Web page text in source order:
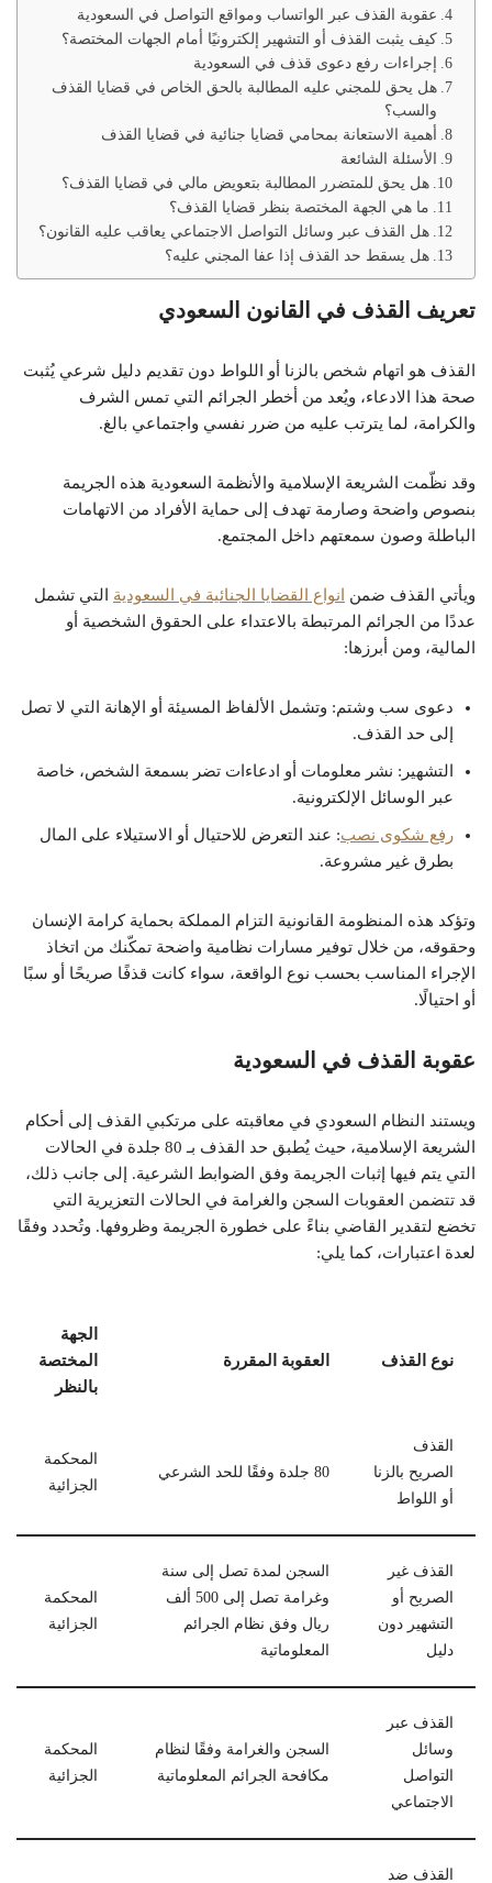
عقوبة القذف عبر الواتساب ومواقع التواصل في السعودية
كيف يثبت القذف أو التشهير إلكترونيًا أمام الجهات المختصة؟
إجراءات رفع دعوى قذف في السعودية
هل يحق للمجني عليه المطالبة بالحق الخاص في قضايا القذف
والسب؟
أهمية الاستعانة بمحامي قضايا جنائية في قضايا القذف
الأسئلة الشائعة
هل يحق للمتضرر المطالبة بتعويض مالي في قضايا القذف؟
ما هي الجهة المختصة بنظر قضايا القذف؟
هل القذف عبر وسائل التواصل الاجتماعي يعاقب عليه القانون؟
هل يسقط حد القذف إذا عفا المجني عليه؟
تعريف القذف في القانون السعودي
القذف هو اتهام شخص بالزنا أو اللواط دون تقديم دليل شرعي يُثبت
صحة هذا الادعاء، ويُعد من أخطر الجرائم التي تمس الشرف
والكرامة، لما يترتب عليه من ضرر نفسي واجتماعي بالغ.
وقد نظّمت الشريعة الإسلامية والأنظمة السعودية هذه الجريمة
بنصوص واضحة وصارمة تهدف إلى حماية الأفراد من الاتهامات
الباطلة وصون سمعتهم داخل المجتمع.
ويأتي القذف ضمن انواع القضايا الجنائية في السعودية التي تشمل
عددًا من الجرائم المرتبطة بالاعتداء على الحقوق الشخصية أو
المالية، ومن أبرزها:
دعوى سب وشتم: وتشمل الألفاظ المسيئة أو الإهانة التي لا تصل
إلى حد القذف.
التشهير: نشر معلومات أو ادعاءات تضر بسمعة الشخص، خاصة
عبر الوسائل الإلكترونية.
رفع شكوى نصب: عند التعرض للاحتيال أو الاستيلاء على المال
بطرق غير مشروعة.
وتؤكد هذه المنظومة القانونية التزام المملكة بحماية كرامة الإنسان
وحقوقه، من خلال توفير مسارات نظامية واضحة تمكّنك من اتخاذ
الإجراء المناسب بحسب نوع الواقعة، سواء كانت قذفًا صريحًا أو سبًا
أو احتيالًا.
عقوبة القذف في السعودية
ويستند النظام السعودي في معاقبته على مرتكبي القذف إلى أحكام
الشريعة الإسلامية، حيث يُطبق حد القذف بـ 80 جلدة في الحالات
التي يتم فيها إثبات الجريمة وفق الضوابط الشرعية. إلى جانب ذلك،
قد تتضمن العقوبات السجن والغرامة في الحالات التعزيرية التي
تخضع لتقدير القاضي بناءً على خطورة الجريمة وظروفها. وتُحدد وفقًا
لعدة اعتبارات، كما يلي:
نوع القذف العقوبة المقررة
الجهة
المختصة
بالنظر
القذف
الصريح بالزنا
أو اللواط
80 جلدة وفقًا للحد الشرعي
المحكمة
الجزائية
القذف غير
الصريح أو
التشهير دون
دليل
السجن لمدة تصل إلى سنة
وغرامة تصل إلى 500 ألف
ريال وفق نظام الجرائم
المعلوماتية
المحكمة
الجزائية
القذف عبر
وسائل
التواصل
الاجتماعي
السجن والغرامة وفقًا لنظام
مكافحة الجرائم المعلوماتية
المحكمة
الجزائية
القذف ضد